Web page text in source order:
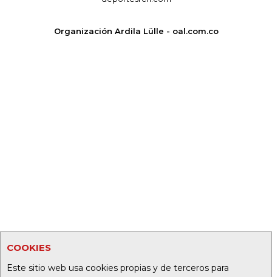
COOKIES
Este sitio web usa cookies propias y de terceros para
Organización Ardila Lülle - oal.com.co